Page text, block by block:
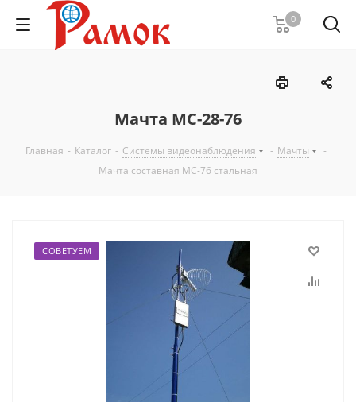
0
Мачта МС-28-76
Главная - Каталог - Системы видеонаблюдения - Мачты
-
Мачта составная МС-76 стальная
СОВЕТУЕМ